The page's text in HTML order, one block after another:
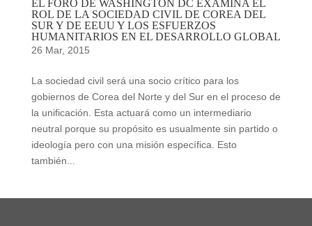
EL FORO DE WASHINGTON DC EXAMINA EL
ROL DE LA SOCIEDAD CIVIL DE COREA DEL
SUR Y DE EEUU Y LOS ESFUERZOS
HUMANITARIOS EN EL DESARROLLO GLOBAL
26 Mar, 2015
La sociedad civil será una socio crítico para los
gobiernos de Corea del Norte y del Sur en el proceso de
la unificación. Esta actuará como un intermediario
neutral porque su propósito es usualmente sin partido o
ideología pero con una misión específica. Esto
también...